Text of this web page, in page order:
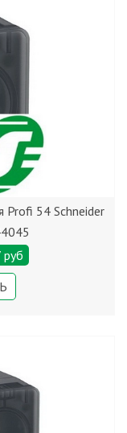
Profi 54 Schneider
руб